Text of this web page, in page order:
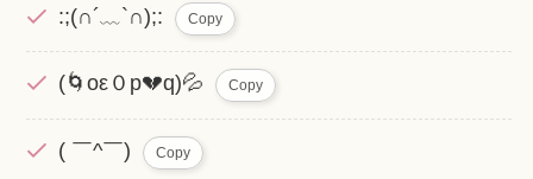
:;(∩´﹏`∩);: Copy
(🌀oε０p💔q)💦 Copy
( ￣^￣) Copy